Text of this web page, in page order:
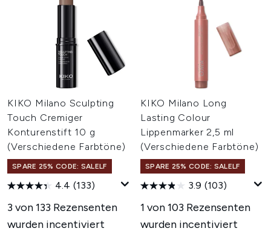
KIKO Milano Sculpting
Touch Cremiger
Konturenstift 10 g
(Verschiedene Farbtöne)
SPARE 25% CODE: SALELF
4.4 (133)
3 von 133 Rezensenten
wurden incentiviert
KIKO Milano Long
Lasting Colour
Lippenmarker 2,5 ml
(Verschiedene Farbtöne)
SPARE 25% CODE: SALELF
3.9 (103)
1 von 103 Rezensenten
wurden incentiviert